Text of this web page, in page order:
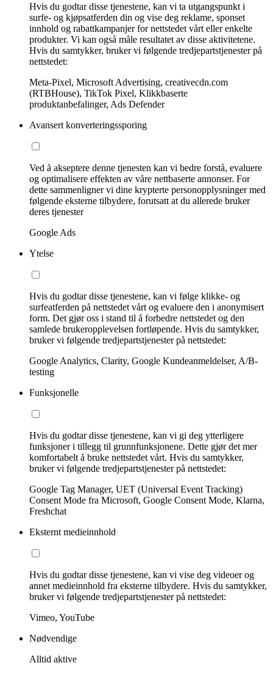
Hvis du godtar disse tjenestene, kan vi ta utgangspunkt i
surfe- og kjøpsatferden din og vise deg reklame, sponset
innhold og rabattkampanjer for nettstedet vårt eller enkelte
produkter. Vi kan også måle resultatet av disse aktivitetene.
Hvis du samtykker, bruker vi følgende tredjepartstjenester på
nettstedet:
Meta-Pixel, Microsoft Advertising, creativecdn.com
(RTBHouse), TikTok Pixel, Klikkbaserte
produktanbefalinger, Ads Defender
Avansert konverteringssporing
Ved å akseptere denne tjenesten kan vi bedre forstå, evaluere
og optimalisere effekten av våre nettbaserte annonser. For
dette sammenligner vi dine krypterte personopplysninger med
følgende eksterne tilbydere, forutsatt at du allerede bruker
deres tjenester
Google Ads
Ytelse
Hvis du godtar disse tjenestene, kan vi følge klikke- og
surfeatferden på nettstedet vårt og evaluere den i anonymisert
form. Det gjør oss i stand til å forbedre nettstedet og den
samlede brukeropplevelsen fortløpende. Hvis du samtykker,
bruker vi følgende tredjepartstjenester på nettstedet:
Google Analytics, Clarity, Google Kundeanmeldelser, A/B-
testing
Funksjonelle
Hvis du godtar disse tjenestene, kan vi gi deg ytterligere
funksjoner i tillegg til grunnfunksjonene. Dette gjør det mer
komfortabelt å bruke nettstedet vårt. Hvis du samtykker,
bruker vi følgende tredjepartstjenester på nettstedet:
Google Tag Manager, UET (Universal Event Tracking)
Consent Mode fra Microsoft, Google Consent Mode, Klarna,
Freshchat
Eksternt medieinnhold
Hvis du godtar disse tjenestene, kan vi vise deg videoer og
annet medieinnhold fra eksterne tilbydere. Hvis du samtykker,
bruker vi følgende tredjepartstjenester på nettstedet:
Vimeo, YouTube
Nødvendige
Alltid aktive